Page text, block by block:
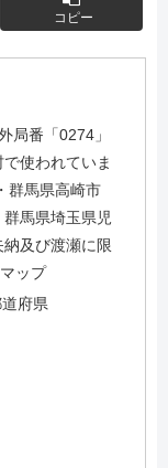
コピー
局番「0274」
使われていま
群馬県高崎市
馬県埼玉県児
及び渡瀬に限
ップ
府県